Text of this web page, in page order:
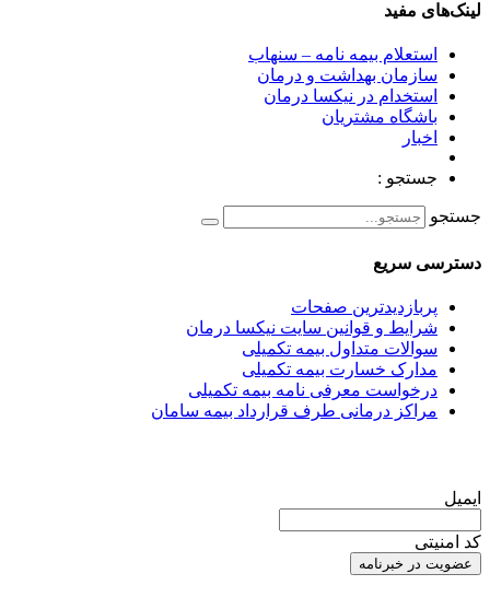
لینک‌های مفید
استعلام بیمه نامه – سنهاب
سازمان بهداشت و درمان
استخدام در نیکسا درمان
باشگاه مشتریان
اخبار
جستجو :
جستجو
دسترسی سریع
پربازدیدترین صفحات
شرایط و قوانین سایت نیکسا درمان
سوالات متداول بیمه تکمیلی
مدارک خسارت بیمه تکمیلی
درخواست معرفی نامه بیمه تکمیلی
مراکز درمانی طرف قرارداد بیمه سامان
ایمیل
کد امنیتی